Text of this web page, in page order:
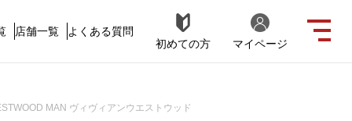
店舗一覧
よくある質問
初めての方
マイページ
MAN ヴィヴィアンウエストウッド